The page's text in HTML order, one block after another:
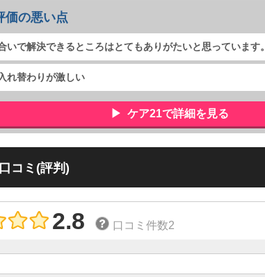
価の悪い点
いで解決できるところはとてもありがたいと思っています。
れ替わりが激しい
ケア21で詳細を見る
コミ(評判)
2.8 口コミ件数2